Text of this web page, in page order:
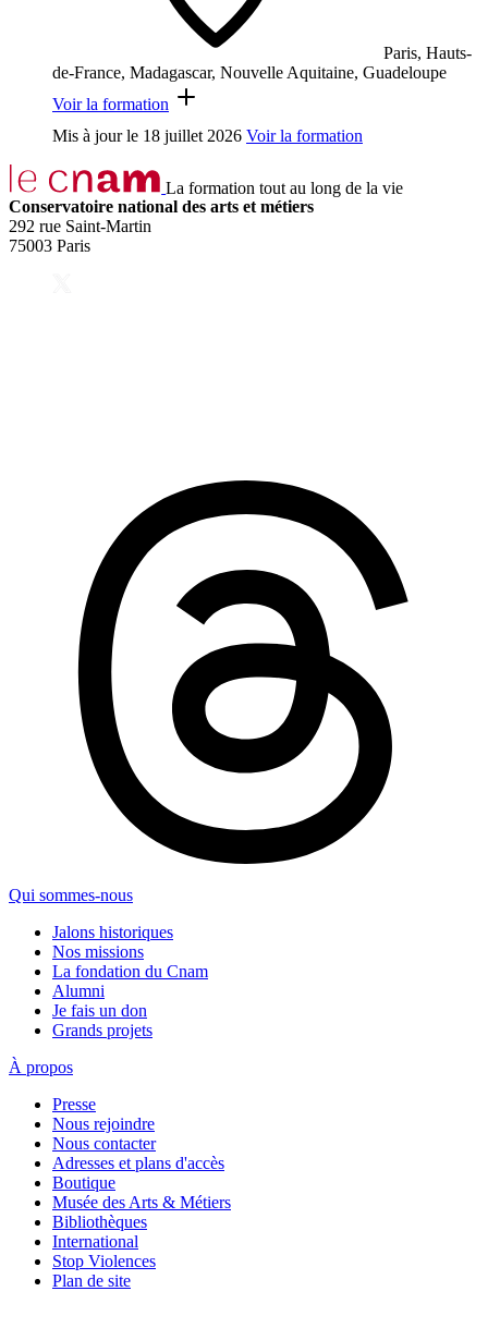
Paris, Hauts-
de-France, Madagascar, Nouvelle Aquitaine, Guadeloupe
Voir la formation
Mis à jour le 18 juillet 2026 Voir la formation
La formation tout au long de la vie
Conservatoire national des arts et métiers
292 rue Saint-Martin
75003 Paris
Qui sommes-nous
Jalons historiques
Nos missions
La fondation du Cnam
Alumni
Je fais un don
Grands projets
À propos
Presse
Nous rejoindre
Nous contacter
Adresses et plans d'accès
Boutique
Musée des Arts & Métiers
Bibliothèques
International
Stop Violences
Plan de site